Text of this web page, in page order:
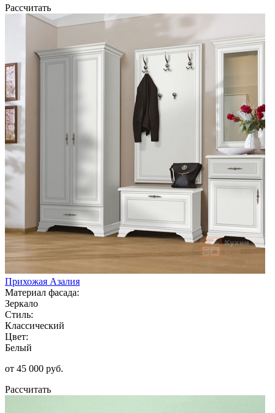
Рассчитать
Прихожая Азалия
Материал фасада:
Зеркало
Стиль:
Классический
Цвет:
Белый
от 45 000 руб.
Рассчитать